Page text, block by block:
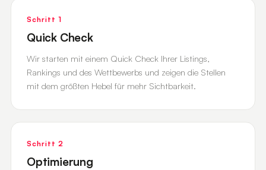
Schritt 1
Quick Check
Wir starten mit einem Quick Check Ihrer Listings,
Rankings und des Wettbewerbs und zeigen die Stellen
mit dem größten Hebel für mehr Sichtbarkeit.
Schritt 2
Optimierung